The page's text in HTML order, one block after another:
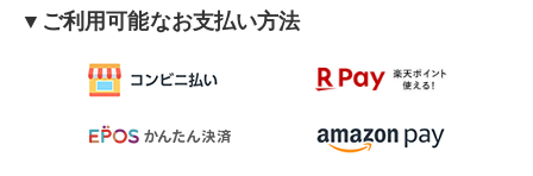
▼ご利用可能なお支払い方法